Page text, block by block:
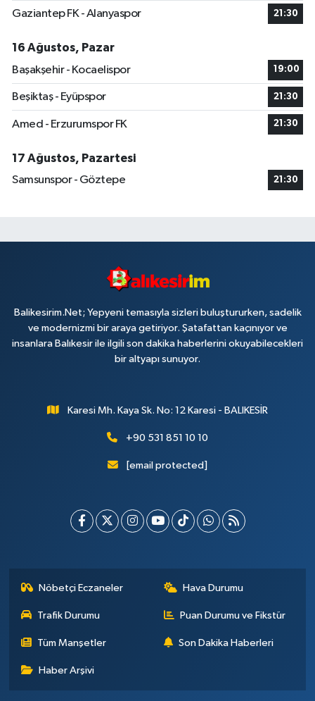
Gaziantep FK - Alanyaspor 21:30
16 Ağustos, Pazar
Başakşehir - Kocaelispor
19:00
Beşiktaş - Eyüpspor 21:30
Amed - Erzurumspor FK 21:30
17 Ağustos, Pazartesi
Samsunspor - Göztepe
21:30
Balikesirim.Net; Yepyeni temasıyla sizleri buluştururken, sadelik
ve modernizmi bir araya getiriyor. Şatafattan kaçınıyor ve
insanlara Balıkesir ile ilgili son dakika haberlerini okuyabilecekleri
bir altyapı sunuyor.
Karesi Mh. Kaya Sk. No: 12 Karesi - BALIKESİR
+90 531 851 10 10
[email protected]
Nöbetçi Eczaneler Hava Durumu
Trafik Durumu Puan Durumu ve Fikstür
Tüm Manşetler Son Dakika Haberleri
Haber Arşivi